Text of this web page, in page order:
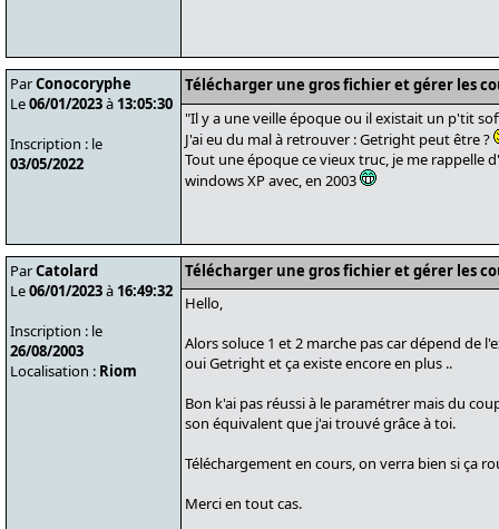
ParConocoryphe
Le06/01/2023à 13:05:30
Inscription : le
03/05/2022
Télécharger une gros fichier et gérer les
"Il y a une veille époque ou il existait un p'tit
J'ai eu du mal à retrouver : Getright peut être ?
Tout une époque ce vieux truc, je me rappelle
windows XP avec, en 2003
ParCatolard
Le06/01/2023à 16:49:32
Inscription : le
26/08/2003
Localisation : Riom
Télécharger une gros fichier et gérer les
Hello,
Alors soluce 1 et 2 marche pas car dépend de
oui Getright et ça existe encore en plus ..
Bon k'ai pas réussi à le paramétrer mais du
son équivalent que j'ai trouvé grâce à toi.
Téléchargement en cours, on verra bien si ça
Merci en tout cas.